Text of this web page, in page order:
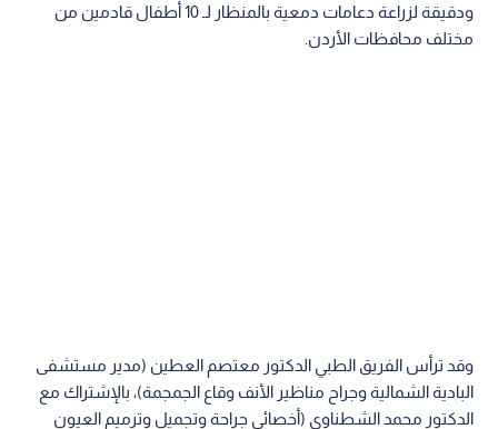
ودقيقة لزراعة دعامات دمعية بالمنظار لـ 10 أطفال قادمين من
مختلف محافظات الأردن.
وقد ترأس الفريق الطبي الدكتور معتصم العطين (مدير مستشفى
البادية الشمالية وجراح مناظير الأنف وقاع الجمجمة)، بالإشتراك مع
الدكتور محمد الشطناوي (أخصائي جراحة وتجميل وترميم العيون